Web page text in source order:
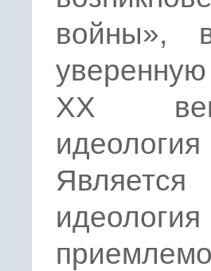
войны»,
ХХ
Является